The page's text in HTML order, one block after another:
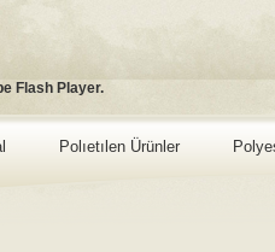
Polıetılen Ürünler
Flash Player.